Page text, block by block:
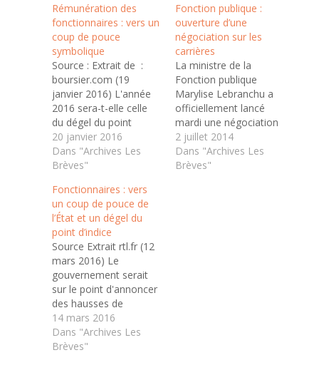
Rémunération des
fonctionnaires : vers un
coup de pouce
symbolique
Source : Extrait de :
boursier.com (19
janvier 2016) L'année
2016 sera-t-elle celle
du dégel du point
d'indice, qui sert de
base à la rémunération
des fonctionnaires ? La
Lebranchu a en tout
cas exprimé ce souhait
ce mardi au micro de
RMC et de BFM Télé.
"J'espère…
20 janvier 2016
Dans "Archives Les
Brèves"
Fonction publique :
ouverture d’une
négociation sur les
carrières
La ministre de la
Fonction publique
Marylise Lebranchu a
officiellement lancé
mardi une négociation
au long cours avec les
syndicats de
fonctionnaires qui vise
2 juillet 2014
Dans "Archives Les
Brèves"
Fonctionnaires : vers
un coup de pouce de
l’État et un dégel du
point d’indice
Source Extrait rtl.fr (12
mars 2016) Le
gouvernement serait
sur le point d'annoncer
des hausses de
salaires pour les
fonctionnaires selon
Les Échos, avec un
14 mars 2016
Dans "Archives Les
Brèves"